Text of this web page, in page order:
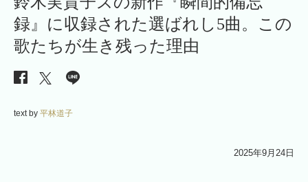
録』に収録された選ばれし5曲。この
歌たちが生き残った理由
text by 平林道子
2025年9月24日